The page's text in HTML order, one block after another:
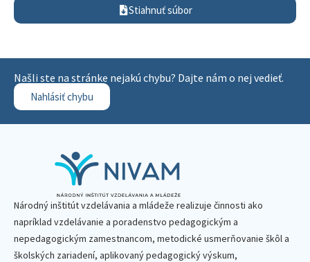
Stiahnuť súbor
Našli ste na stránke nejakú chybu? Dajte nám o nej vedieť.
Nahlásiť chybu
Národný inštitút vzdelávania a mládeže realizuje činnosti ako
napríklad vzdelávanie a poradenstvo pedagogickým a
nepedagogickým zamestnancom, metodické usmerňovanie škôl a
školských zariadení, aplikovaný pedagogický výskum,